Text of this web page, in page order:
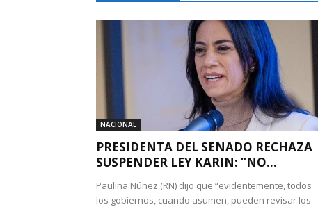
NACIONAL
PRESIDENTA DEL SENADO RECHAZA
SUSPENDER LEY KARIN: “NO...
Paulina Núñez (RN) dijo que “evidentemente, todos
los gobiernos, cuando asumen, pueden revisar los